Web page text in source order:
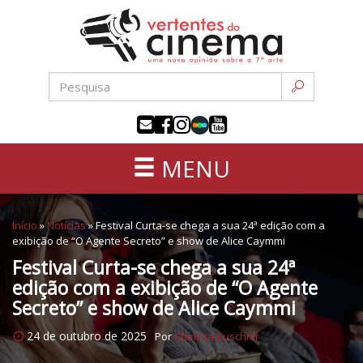
conteúdo
sétima
MENU
Início »Notícias»Festival Curta-se chega a sua 24ª edição com a
exibição de “O Agente Secreto” e show de Alice Caymmi
Festival Curta-se chega a sua 24ª
edição com a exibição de “O Agente
Secreto” e show de Alice Caymmi
24 de outubro de 2025 PorClarissa Kuschnir